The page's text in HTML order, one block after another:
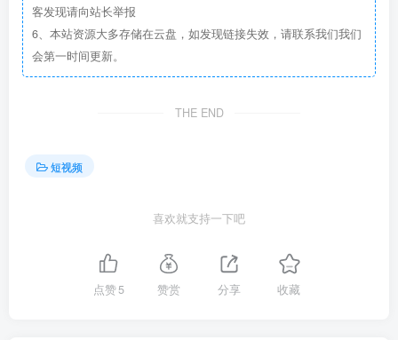
客发现请向站长举报
6、本站资源大多存储在云盘，如发现链接失效，请联系我们我们
会第一时间更新。
THE END
短视频
喜欢就支持一下吧
点赞5 赞赏 分享 收藏